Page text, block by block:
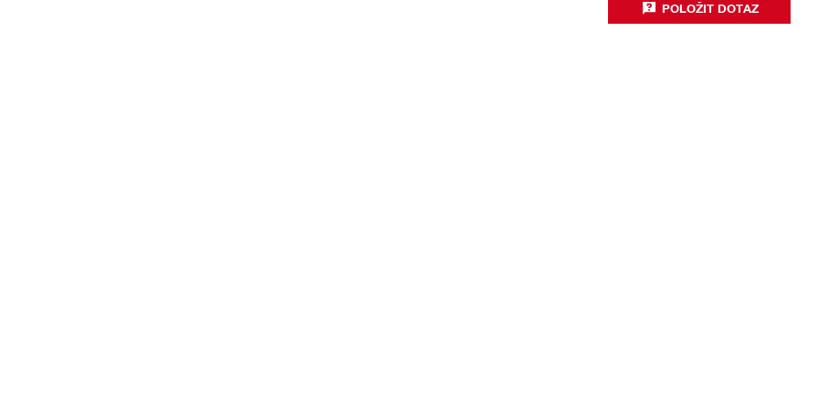
POLOŽIT DOTAZ